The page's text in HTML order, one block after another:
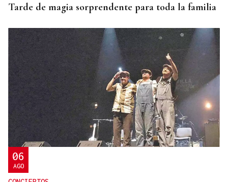
Tarde de magia sorprendente para toda la familia
06
AGO